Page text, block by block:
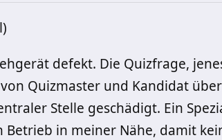
defekt. Die Quizfrage,
Quizmaster und Kandidat
Stelle geschädigt. Ein
Betrieb in meiner Nähe, damit